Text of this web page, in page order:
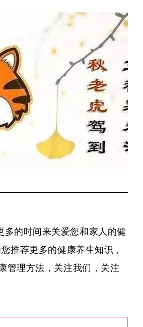
多的时间来关爱您和家人的健
推荐更多的健康养生知识，
管理方法，关注我们，关注